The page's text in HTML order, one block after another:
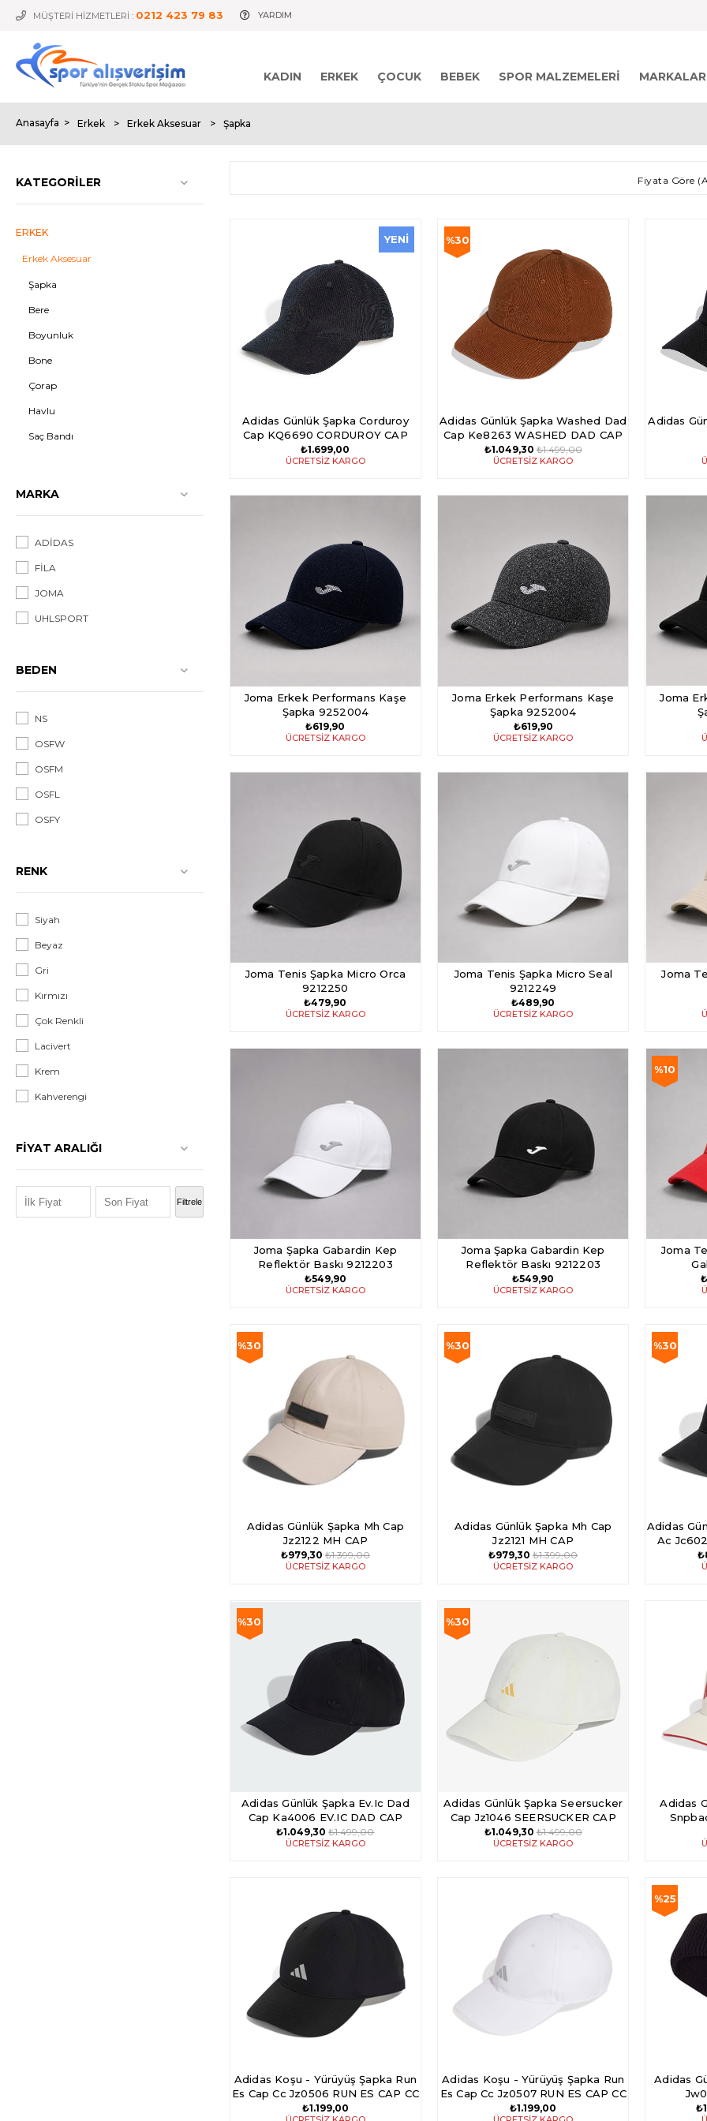
MÜŞTERİ HİZMETLERİ : 0212 423 79 83 YARDIM
KADIN ERKEK ÇOCUK BEBEK SPOR MALZEMELERI MARKALAR
Anasayfa > Erkek > Erkek Aksesuar > Şapka
KATEGORILER
ERKEK
Erkek Aksesuar
Şapka
Bere
Boyunluk
Bone
Çorap
Havlu
Saç Bandı
Yüzücü Gözlüğü
MARKA
ADİDAS
FİLA
JOMA
UHLSPORT
BEDEN
NS
OSFW
OSFM
OSFL
OSFY
RENK
Siyah
Beyaz
Gri
Kırmızı
Çok Renkli
Lacivert
Krem
Kahverengi
FIYAT ARALIĞI
Filtrele ₺386,00 - ₺1.799,00
Fiyata Göre
Adidas Günlük Şapka Corduroy
Cap KQ6690 CORDUROY CAP
₺1.699,00
ÜCRETSIZ KARGO
YENI
Adidas Günlük Şapka Washed Dad
Cap Ke8263 WASHED DAD CAP
₺1.049,30 ₺1.499,00
%30
%30İndirim
ÜCRETSIZ KARGO
Adidas
Joma Erkek Performans Kaşe
Şapka 9252004
₺619,90
ÜCRETSIZ KARGO
Joma Erkek Performans Kaşe
Şapka 9252004
₺619,90
ÜCRETSIZ KARGO
Joma
Joma Tenis Şapka Micro Orca
9212250
₺479,90
ÜCRETSIZ KARGO
Joma Tenis Şapka Micro Seal
9212249
₺489,90
ÜCRETSIZ KARGO
Joma
Joma Şapka Gabardin Kep
Reflektör Baskı 9212203
₺549,90
ÜCRETSIZ KARGO
Joma Şapka Gabardin Kep
Reflektör Baskı 9212203
₺549,90
ÜCRETSIZ KARGO
Joma
%10
Adidas Günlük Şapka Mh Cap
Jz2122 MH CAP
₺979,30 ₺1.399,00
%30
%30İndirim
ÜCRETSIZ KARGO
Adidas Günlük Şapka Mh Cap
Jz2121 MH CAP
₺979,30 ₺1.399,00
%30
%30İndirim
ÜCRETSIZ KARGO
Adidas
Ac
%30
Adidas Günlük Şapka Ev.Ic Dad
Cap Ka4006 EV.IC DAD CAP
₺1.049,30 ₺1.499,00
%30
%30İndirim
ÜCRETSIZ KARGO
Adidas Günlük Şapka Seersucker
Cap Jz1046 SEERSUCKER CAP
₺1.049,30 ₺1.499,00
%30
%30İndirim
ÜCRETSIZ KARGO
Adidas
Adidas Koşu - Yürüyüş Şapka Run
Es Cap Cc Jz0506 RUN ES CAP CC
₺1.199,00
Adidas Koşu - Yürüyüş Şapka Run
Es Cap Cc Jz0507 RUN ES CAP CC
₺1.199,00
Adidas
%25
İndirim